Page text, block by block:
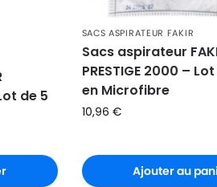
de 5
SACS ASPIRATEUR FAKIR
Sacs aspirateur
PRESTIGE 2000 –
en Microfibre
10,96 €
Ajouter au